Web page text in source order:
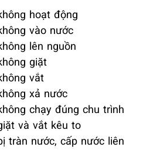
hoạt động
vào nước
lên nguồn
giặt
vắt
xả nước
chạy đúng chu trình
và vắt kêu to
tràn nước, cấp nước liên